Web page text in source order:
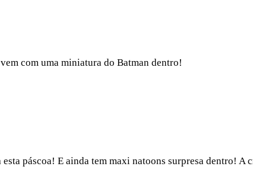
com uma miniatura do Batman dentro!
páscoa! E ainda tem maxi natoons surpresa dentro! A